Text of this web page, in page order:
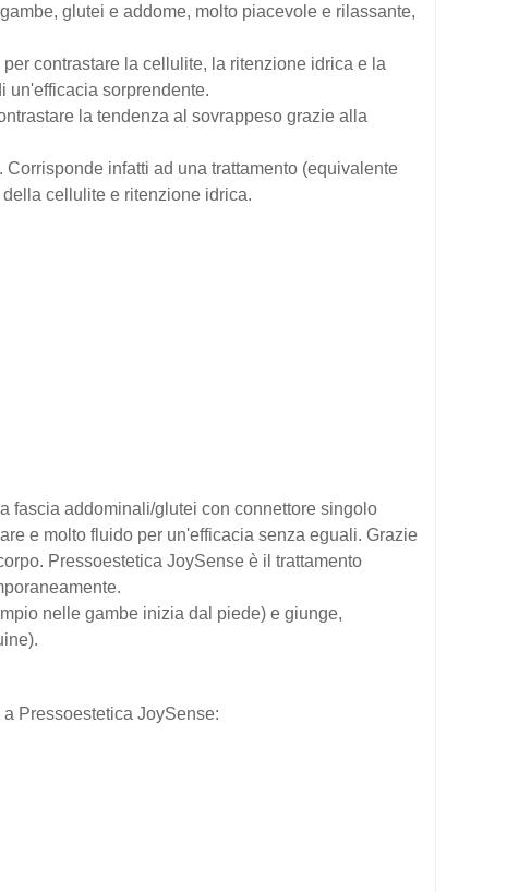
glutei e addome, molto piacevole e rilassante,
contrastare la cellulite, la ritenzione idrica e la
un'efficacia sorprendente.
la tendenza al sovrappeso grazie alla
infatti ad una trattamento (equivalente
cellulite e ritenzione idrica.
fascia addominali/glutei con connettore singolo
e molto fluido per un'efficacia senza eguali. Grazie
Pressoestetica JoySense è il trattamento
nelle gambe inizia dal piede) e giunge,
Pressoestetica JoySense: